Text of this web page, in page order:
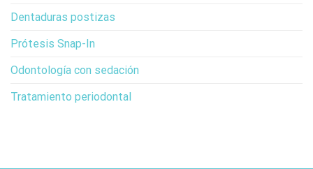
Dentaduras postizas
Prótesis Snap-In
Odontología con sedación
Tratamiento periodontal